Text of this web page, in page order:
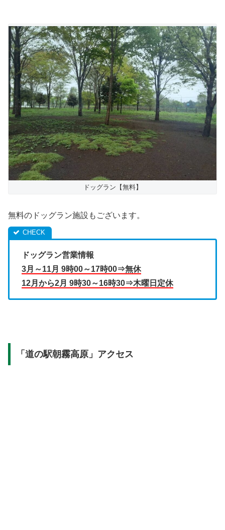
ドッグラン【無料】
無料のドッグラン施設もございます。
ドッグラン営業情報
3月～11月 9時00～17時00⇒無休
12月から2月 9時30～16時30⇒木曜日定休
「道の駅朝霧高原」アクセス